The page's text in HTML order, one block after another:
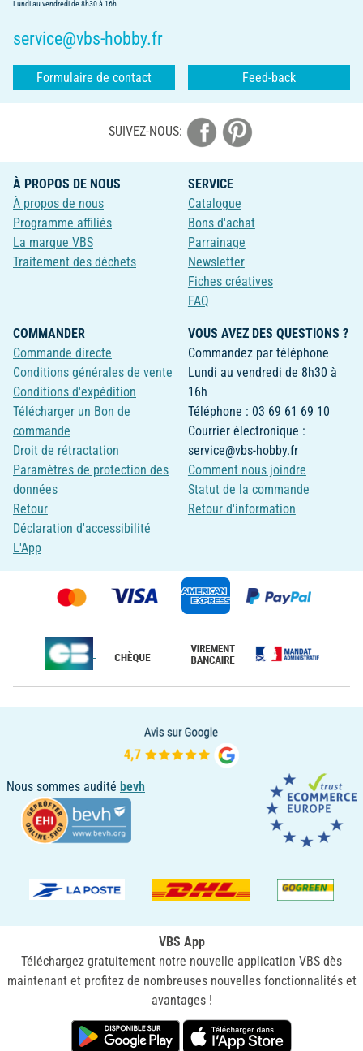
Lundi au vendredi de 8h30 à 16h
service@vbs-hobby.fr
Formulaire de contact Feed-back
SUIVEZ-NOUS:
À PROPOS DE NOUS
À propos de nous
Programme affiliés
La marque VBS
Traitement des déchets
SERVICE
Catalogue
Bons d'achat
Parrainage
Newsletter
Fiches créatives
FAQ
COMMANDER
Commande directe
Conditions générales de vente
Conditions d'expédition
Télécharger un Bon de
commande
Droit de rétractation
Paramètres de protection des
données
Retour
Déclaration d'accessibilité
L'App
VOUS AVEZ DES QUESTIONS ?
Commandez par téléphone
Lundi au vendredi de 8h30 à
16h
Téléphone : 03 69 61 69 10
Courrier électronique :
service@vbs-hobby.fr
Comment nous joindre
Statut de la commande
Retour d'information
Nous sommes audité bevh
VBS App
Téléchargez gratuitement notre nouvelle application VBS dès
maintenant et profitez de nombreuses nouvelles fonctionnalités et
avantages !